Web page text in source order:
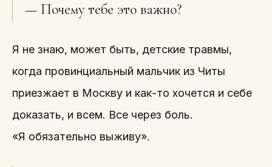
— Почему тебе это важно?
Я не знаю, может быть, детские травмы,
когда провинциальный мальчик из Читы
приезжает в Москву и как-то хочется и себе
доказать, и всем. Все через боль.
«Я обязательно выживу».